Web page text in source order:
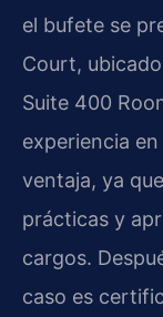
el bufete se
Court,
Suite 400
experiencia
ventaja, ya
prácticas y
cargos.
caso es